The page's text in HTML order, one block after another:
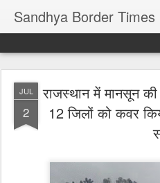
Sandhya Border Times
JUL
2
राजस्थान में मानसून
12 जिलों को कवर